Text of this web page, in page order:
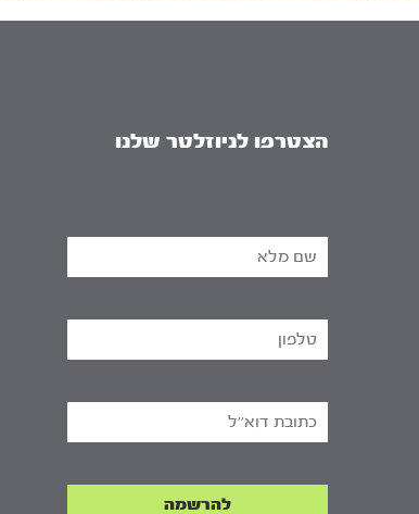
הצטרפו לניוזלטר שלנו